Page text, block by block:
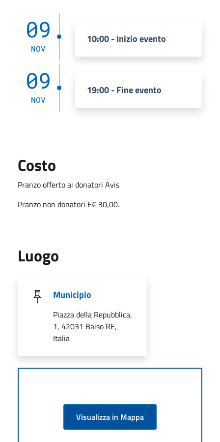
09
NOV
10:00 - Inizio evento
09
NOV
19:00 - Fine evento
Costo
Pranzo offerto ai donatori Avis
Pranzo non donatori E€ 30,00.
Luogo
Municipio
Piazza della Repubblica,
1, 42031 Baiso RE,
Italia
Visualizza in Mappa